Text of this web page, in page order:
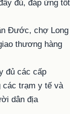
đủ, đáp ứng tốt
Đước, chợ Long
thương hàng
đủ các cấp
các trạm y tế và
dân địa